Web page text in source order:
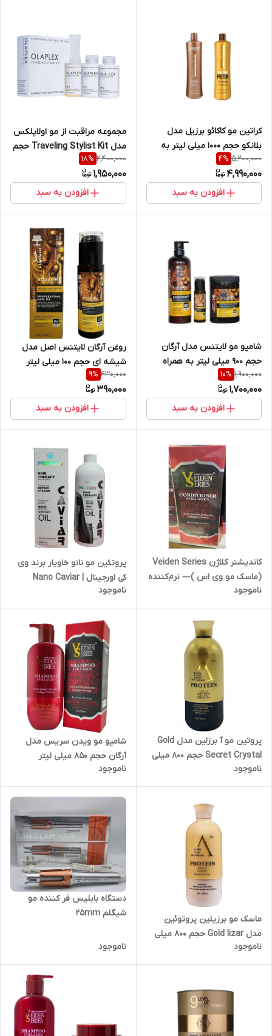
کراتین مو کاکائو برزیل مدل
بلانکو حجم 1000 میلی لیتر به
همراه پروتئین کراتین مو
مدل بلانکو
5,200,000
4%
4,990,000
افزودن به سبد
مجموعه مراقبت از مو اولاپلکس
مدل Traveling Stylist Kit حجم
100 میلی لیتر بسته 3 عددی
2,400,000
18%
1,950,000
افزودن به سبد
شامپو مو لایتنس مدل آرگان
حجم 900 میلی لیتر به همراه
روغن مو حجم 100 میلی لیتر
1,900,000
10%
1,700,000
افزودن به سبد
روغن آرگان لایتنس اصل مدل
شیشه ای حجم 100 میلی لیتر
430,000
9%
390,000
افزودن به سبد
کاندیشنر کلاژن Veiden Series
(ماسک مو وی اس )— نرم‌کننده
و درخشان‌کننده با ترمیم عمقی
ناموجود
پروتئین مو نانو خاویار برند وی
کی اورجینال | Nano Caviar
Protein WK حجم 1000 میلی لیتر
ناموجود
پروتین مو آ برزلین مدل Gold
Secret Crystal حجم 800 میلی
لیتر
ناموجود
شامپو مو ویدن سریس مدل
آرگان حجم 850 میلی لیتر
ناموجود
ماسک مو برزیلین پروتوئین
مدل Gold lizar حجم 800 میلی
لیتر
ناموجود
دستگاه بابلیس فر کننده مو
شیگلم 25mm
ناموجود